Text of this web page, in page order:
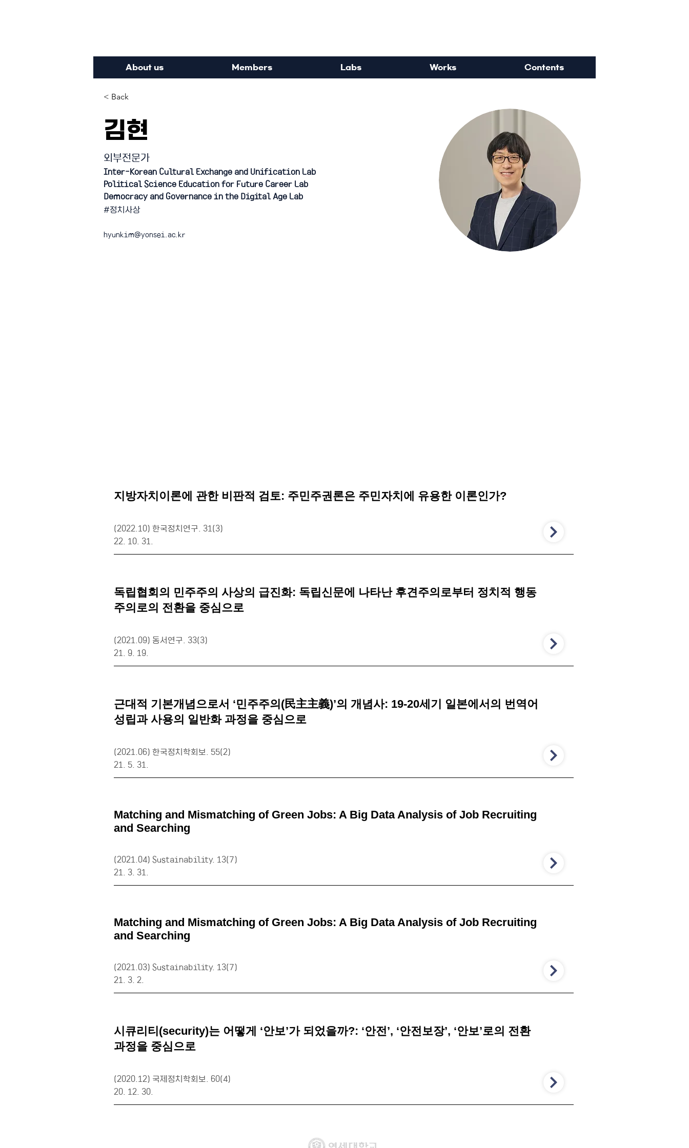
About us Members Labs Works Contents
< Back
김현
외부전문가
Inter-Korean Cultural Exchange and Unification Lab
Political Science Education for Future Career Lab
Democracy and Governance in the Digital Age Lab
#정치사상
hyunkim@yonsei.ac.kr
지방자치이론에 관한 비판적 검토: 주민주권론은 주민자치에 유용한 이론인가?
(2022.10) 한국정치연구. 31(3)
22. 10. 31.
독립협회의 민주주의 사상의 급진화: 독립신문에 나타난 후견주의로부터 정치적 행동
주의로의 전환을 중심으로
(2021.09) 동서연구. 33(3)
21. 9. 19.
근대적 기본개념으로서 ‘민주주의(民主主義)’의 개념사: 19-20세기 일본에서의 번역어
성립과 사용의 일반화 과정을 중심으로
(2021.06) 한국정치학회보. 55(2)
21. 5. 31.
Matching and Mismatching of Green Jobs: A Big Data Analysis of Job Recruiting
and Searching
(2021.04) Sustainability. 13(7)
21. 3. 31.
Matching and Mismatching of Green Jobs: A Big Data Analysis of Job Recruiting
and Searching
(2021.03) Sustainability. 13(7)
21. 3. 2.
시큐리티(security)는 어떻게 ‘안보’가 되었을까?: ‘안전’, ‘안전보장’, ‘안보’로의 전환
과정을 중심으로
(2020.12) 국제정치학회보. 60(4)
20. 12. 30.